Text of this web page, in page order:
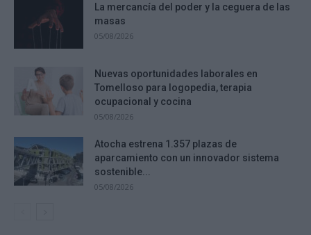
La mercancía del poder y la ceguera de las
masas
05/08/2026
Nuevas oportunidades laborales en
Tomelloso para logopedia, terapia
ocupacional y cocina
05/08/2026
Atocha estrena 1.357 plazas de
aparcamiento con un innovador sistema
sostenible...
05/08/2026